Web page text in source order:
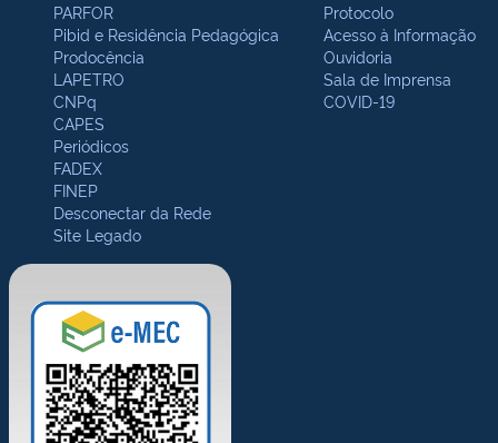
PARFOR
Pibid e Residência Pedagógica
Prodocência
LAPETRO
CNPq
CAPES
Periódicos
FADEX
FINEP
Desconectar da Rede
Site Legado
Protocolo
Acesso à Informação
Ouvidoria
Sala de Imprensa
COVID-19